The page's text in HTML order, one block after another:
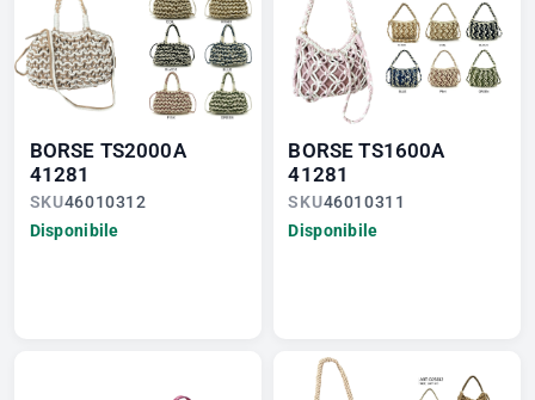
BORSE TS2000A
41281
SKU46010312
Disponibile
BORSE TS1600A
41281
SKU46010311
Disponibile